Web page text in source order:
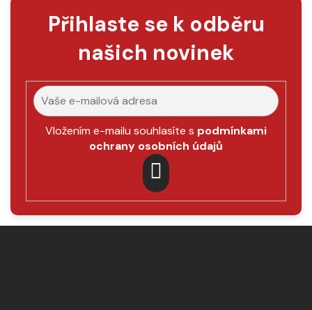
Přihlaste se k odběru
našich novinek
Vložením e-mailu souhlasíte s podmínkami
ochrany osobních údajů
PŘIHLÁSIT
SE